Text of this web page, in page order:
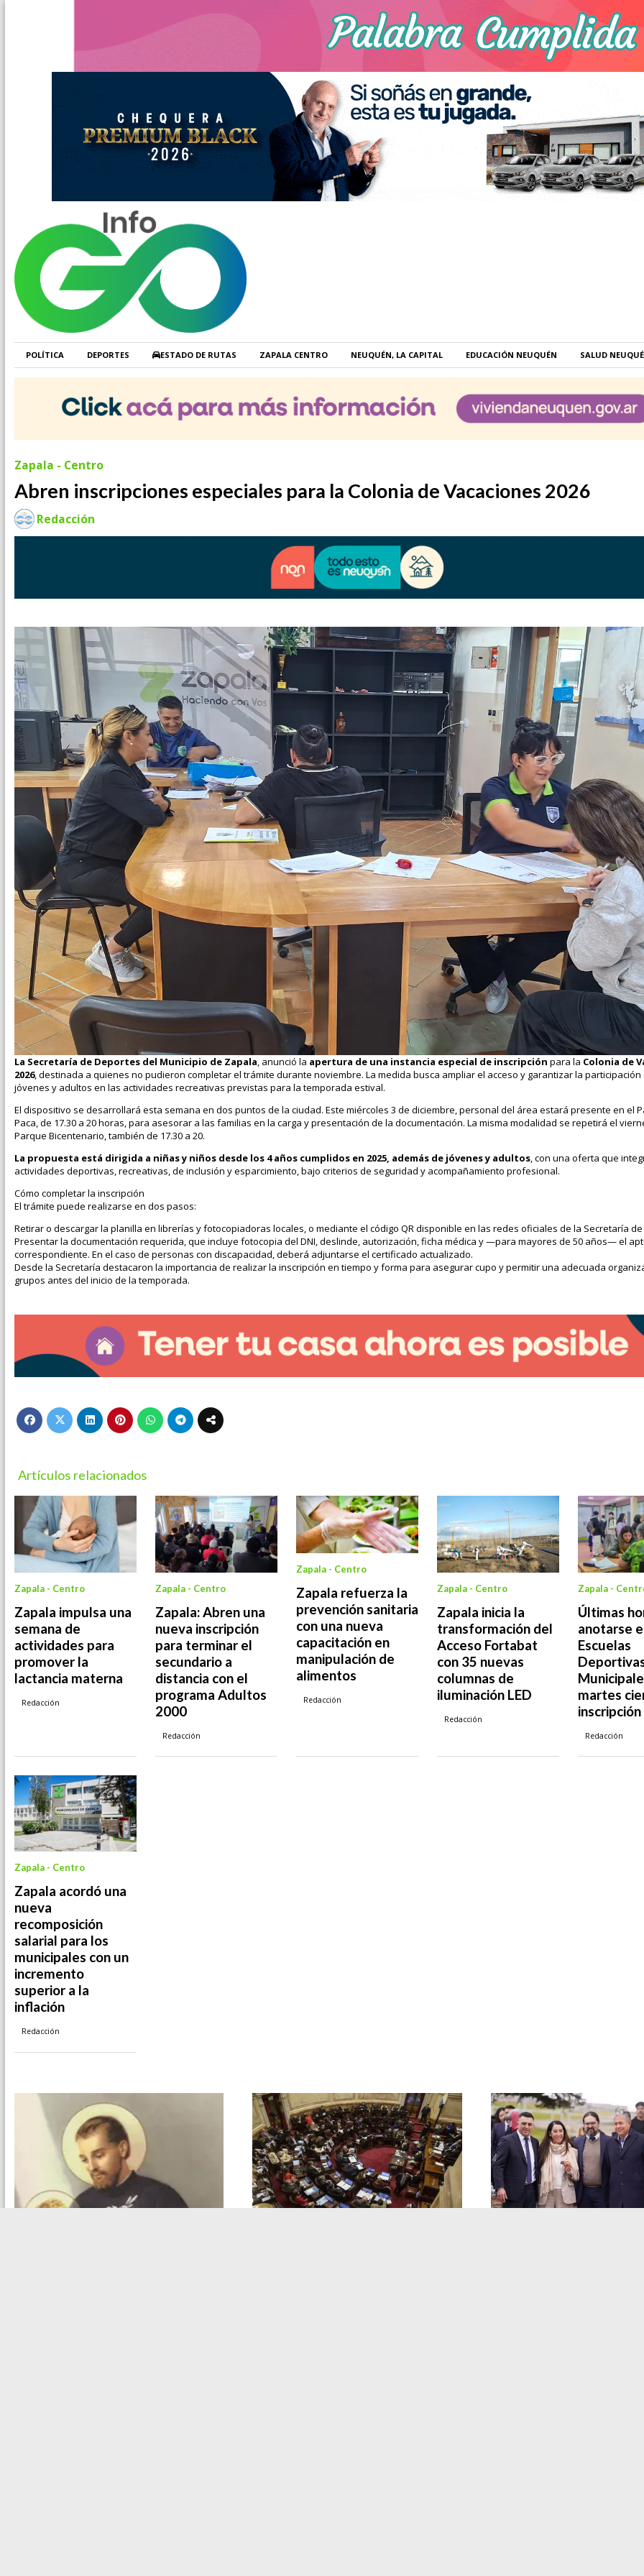
POLÍTICA DEPORTES ESTADO DE RUTAS ZAPALA CENTRO NEUQUÉN, LA CAPITAL EDUCACIÓN NEUQUÉN SALUD
Abren inscripciones especiales para la Colonia de Vacaciones 2026
Zapala - Centro
Redacción
La Secretaría de Deportes del Municipio de Zapala, anunció la apertura de una instancia especial de inscripción para la Colonia de
2026, destinada a quienes no pudieron completar el trámite durante noviembre. La medida busca ampliar el acceso y garantizar la participación
jóvenes y adultos en las actividades recreativas previstas para la temporada estival.
El dispositivo se desarrollará esta semana en dos puntos de la ciudad. Este miércoles 3 de diciembre, personal del área estará presente en el
Paca, de 17.30 a 20 horas, para asesorar a las familias en la carga y presentación de la documentación. La misma modalidad se repetirá el
Parque Bicentenario, también de 17.30 a 20.
La propuesta está dirigida a niñas y niños desde los 4 años cumplidos en 2025, además de jóvenes y adultos, con una oferta que
actividades deportivas, recreativas, de inclusión y esparcimiento, bajo criterios de seguridad y acompañamiento profesional.
Cómo completar la inscripción
El trámite puede realizarse en dos pasos:
Retirar o descargar la planilla en librerías y fotocopiadoras locales, o mediante el código QR disponible en las redes oficiales de la Secretaría
Presentar la documentación requerida, que incluye fotocopia del DNI, deslinde, autorización, ficha médica y —para mayores de 50 años— el
correspondiente. En el caso de personas con discapacidad, deberá adjuntarse el certificado actualizado.
Desde la Secretaría destacaron la importancia de realizar la inscripción en tiempo y forma para asegurar cupo y permitir una adecuada
grupos antes del inicio de la temporada.
Artículos relacionados
Zapala impulsa una
semana de
actividades para
promover la
lactancia materna
Redacción
Zapala - Centro
Zapala: Abren una
nueva inscripción
para terminar el
secundario a
distancia con el
programa Adultos
2000
Redacción
Zapala - Centro
Zapala refuerza la
prevención sanitaria
con una nueva
capacitación en
manipulación de
alimentos
Redacción
Zapala - Centro
Zapala inicia la
transformación del
Acceso Fortabat
con 35 nuevas
columnas de
iluminación LED
Redacción
Zapala - Centro
Últimas
anotarse
Escuelas
martes
inscripción
Redacción
Zapala -
Zapala acordó una
nueva
recomposición
salarial para los
municipales con un
incremento
superior a la
inflación
Redacción
Zapala - Centro